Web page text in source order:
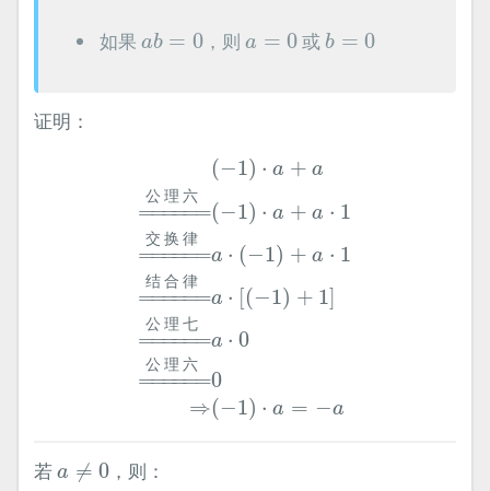
如果 ab = 0
ab =0 ，则 a = 0
a =0 或 b = 0
b =0
证明：
(−1) ⋅ a + a
公 理 六
======(−1) ⋅ a + a ⋅ 1
交 换 律
======a ⋅ (−1) + a ⋅ 1
结 合 律
======a ⋅ [(−1) + 1]
公 理 七
======a ⋅ 0
公 理 六
======0
⇒(−1) ⋅ a = −a
a= 公理 六 (− 1
若 a ≠ 0
a 0 ，则：